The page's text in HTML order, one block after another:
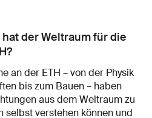
der Weltraum für die
an der ETH – von der Physik
bis zum Bauen – haben
aus dem Weltraum zu
selbst verstehen können und